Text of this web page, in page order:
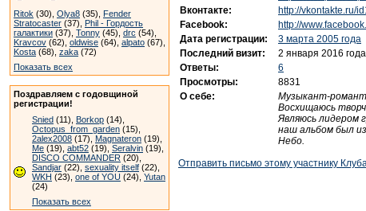
Ritok (30), Olya8 (35), Fender
Stratocaster (37), Phil - Гордость
галактики (37), Tonny (45), drc (54),
Kravcov (62), oldwise (64), alpato (67),
Kosta (68), zaka (72)
Показать всех
Поздравляем с годовщиной
регистрации!
Snied (11), Borkop (14),
Octopus_from_garden (15),
2alex2008 (17), Magnateron (19),
Me (19), abt52 (19), Seralvin (19),
DISCO COMMANDER (20),
Sandjar (22), sexuality itself (22),
WKH (23), one of YOU (24), Yutan
(24)
Показать всех
Вконтакте:
http://vkontakte.ru/
Facebook:
http://
Дата регистрации:
3 марта 2005 года
Последний визит:
2 января 2016 года
Ответы:
6
Просмотры:
8831
О себе:
Музыкант-
Восхищаюсь
Являюсь лидером
наш альбом был
Небо.
Отправить письмо этому участнику Клуба